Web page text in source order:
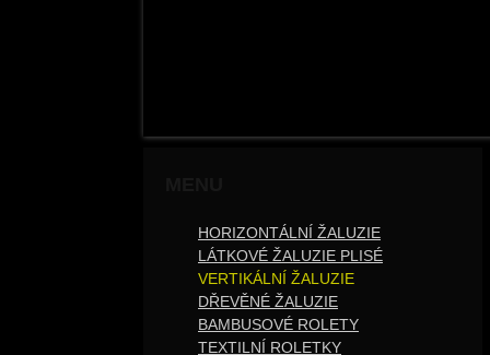
HORIZONTÁLNÍ ŽALUZIE
LÁTKOVÉ ŽALUZIE PLISÉ
VERTIKÁLNÍ ŽALUZIE
DŘEVĚNÉ ŽALUZIE
BAMBUSOVÉ ROLETY
TEXTILNÍ ROLETKY